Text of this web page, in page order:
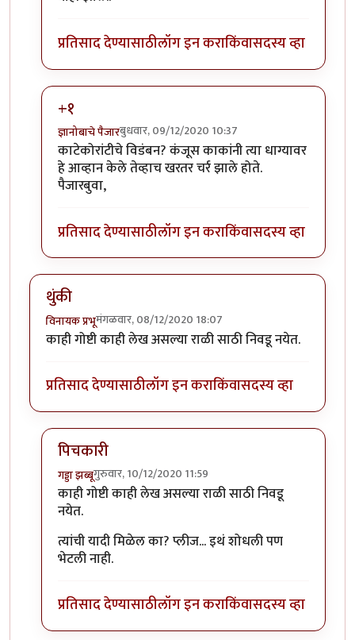
प्रतिसाद देण्यासाठीलॉग इन कराकिंवासदस्य व्हा
+१
ज्ञानोबाचे पैजारबुधवार, 09/12/2020 10:37
In reply toबोंबला...byआनन्दा
काटेकोरांटीचे विडंबन? कंजूस काकांनी त्या धाग्यावर
हे आव्हान केले तेव्हाच खरतर चर्र झाले होते.
पैजारबुवा,
प्रतिसाद देण्यासाठीलॉग इन कराकिंवासदस्य व्हा
थुंकी
विनायक प्रभूमंगळवार, 08/12/2020 18:07
काही गोष्टी काही लेख असल्या राळी साठी निवडू नयेत.
प्रतिसाद देण्यासाठीलॉग इन कराकिंवासदस्य व्हा
पिचकारी
गड्डा झब्बूगुरुवार, 10/12/2020 11:59
In reply toथुंकीbyविनायक प्रभू
काही गोष्टी काही लेख असल्या राळी साठी निवडू
नयेत.
त्यांची यादी मिळेल का? प्लीज... इथं शोधली पण
भेटली नाही.
प्रतिसाद देण्यासाठीलॉग इन कराकिंवासदस्य व्हा